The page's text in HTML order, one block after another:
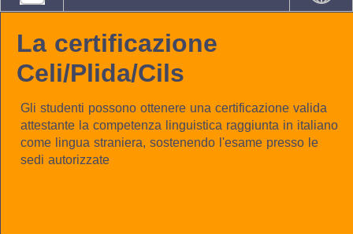
La certificazione
Celi/Plida/Cils
Gli studenti possono ottenere una certificazione valida
attestante la competenza linguistica raggiunta in italiano
come lingua straniera, sostenendo l'esame presso le
sedi autorizzate